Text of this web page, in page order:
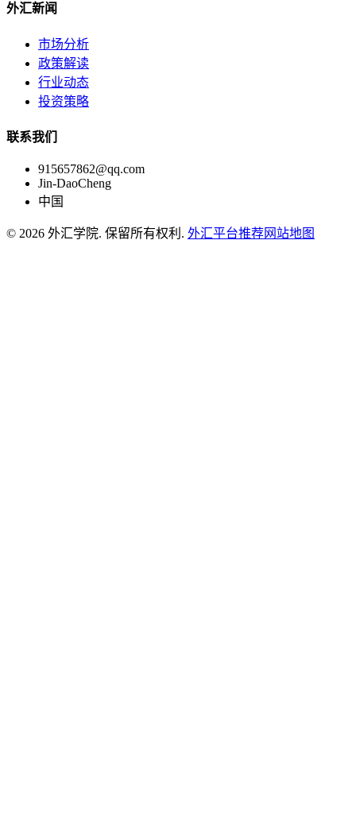
外汇新闻
市场分析
政策解读
行业动态
投资策略
联系我们
915657862@qq.com
Jin-DaoCheng
中国
© 2026 外汇学院. 保留所有权利. 外汇平台推荐网站地图